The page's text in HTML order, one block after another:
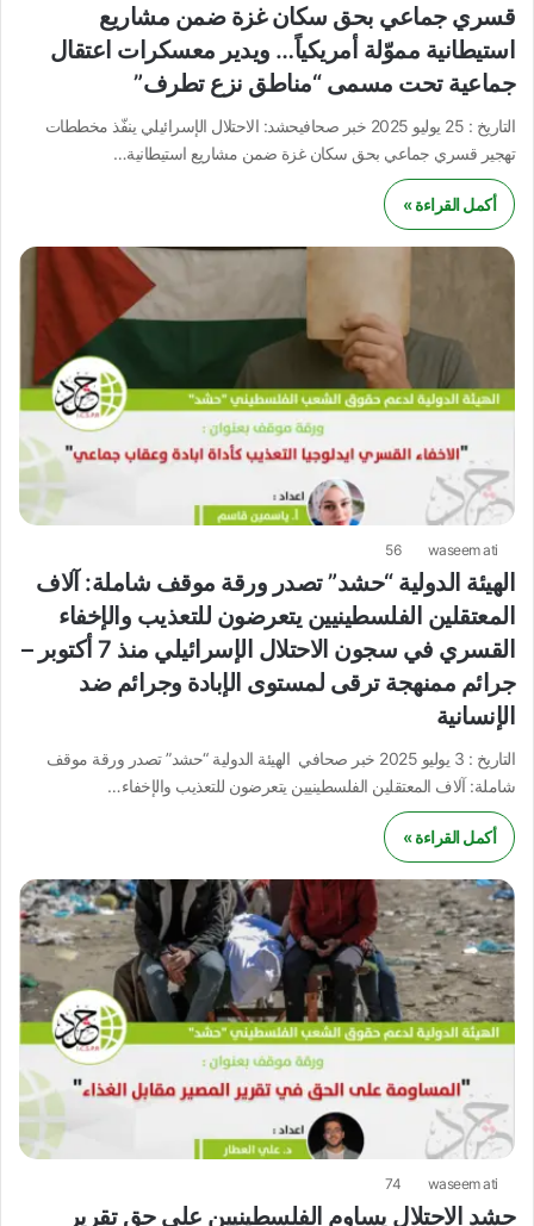
قسري جماعي بحق سكان غزة ضمن مشاريع
استيطانية مموّلة أمريكياً… ويدير معسكرات اعتقال
جماعية تحت مسمى “مناطق نزع تطرف”
التاريخ : 25 يوليو 2025 خبر صحافيحشد: الاحتلال الإسرائيلي ينفّذ مخططات
تهجير قسري جماعي بحق سكان غزة ضمن مشاريع استيطانية…
أكمل القراءة »
waseem ati
56
الهيئة الدولية “حشد” تصدر ورقة موقف شاملة: آلاف
المعتقلين الفلسطينيين يتعرضون للتعذيب والإخفاء
القسري في سجون الاحتلال الإسرائيلي منذ 7 أكتوبر –
جرائم ممنهجة ترقى لمستوى الإبادة وجرائم ضد
الإنسانية
التاريخ : 3 يوليو 2025 خبر صحافي الهيئة الدولية “حشد” تصدر ورقة موقف
شاملة: آلاف المعتقلين الفلسطينيين يتعرضون للتعذيب والإخفاء…
أكمل القراءة »
waseem ati
74
حشد الاحتلال يساوم الفلسطينيين على حق تقرير